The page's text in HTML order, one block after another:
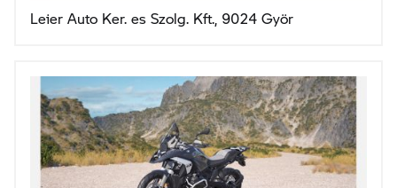
Leier Auto Ker. es Szolg. Kft., 9024 Györ